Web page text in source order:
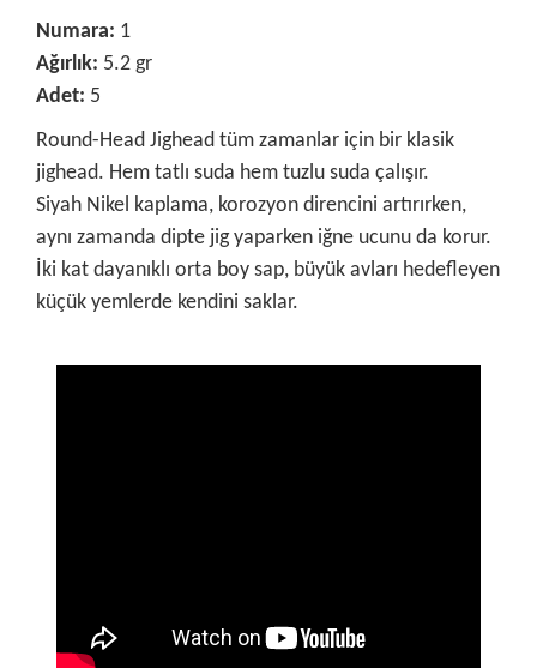
Numara: 1
Ağırlık: 5.2 gr
Adet: 5
Round-Head Jighead tüm zamanlar için bir klasik
jighead. Hem tatlı suda hem tuzlu suda çalışır.
Siyah Nikel kaplama, korozyon direncini artırırken,
aynı zamanda dipte jig yaparken iğne ucunu da korur.
İki kat dayanıklı orta boy sap, büyük avları hedefleyen
küçük yemlerde kendini saklar.